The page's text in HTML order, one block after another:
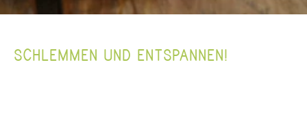
SCHLEMMEN UND ENTSPANNEN!